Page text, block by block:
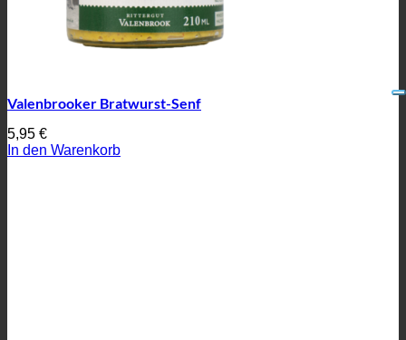
Valenbrooker Bratwurst-Senf
5,95 €
In den Warenkorb